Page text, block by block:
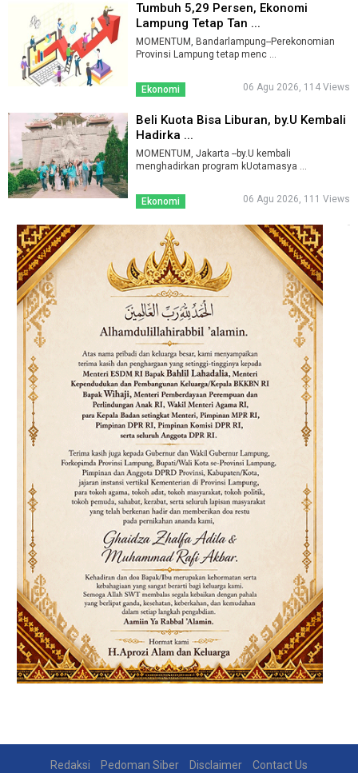
Tumbuh 5,29 Persen, Ekonomi
Lampung Tetap Tan ...
MOMENTUM, Bandarlampung--Perekonomian
Provinsi Lampung tetap menc ...
Ekonomi 06 Agu 2026, 114 Views
Beli Kuota Bisa Liburan, by.U Kembali
Hadirka ...
MOMENTUM, Jakarta --by.U kembali
menghadirkan program kUotamasya ...
Ekonomi 06 Agu 2026, 111 Views
Redaksi Pedoman Siber Disclaimer Contact Us